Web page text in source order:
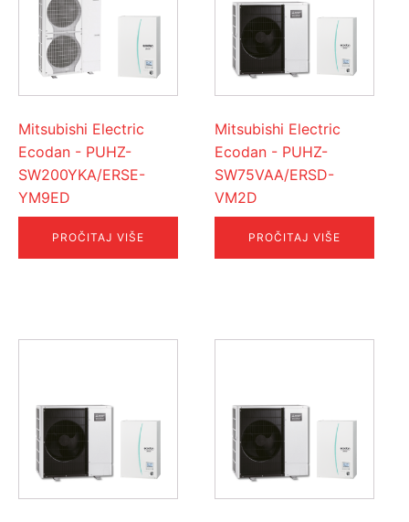
Mitsubishi Electric
Ecodan - PUHZ-
SW200YKA/ERSE-
YM9ED
PROČITAJ VIŠE
Mitsubishi Electric
Ecodan - PUHZ-
SW75VAA/ERSD-
VM2D
PROČITAJ VIŠE